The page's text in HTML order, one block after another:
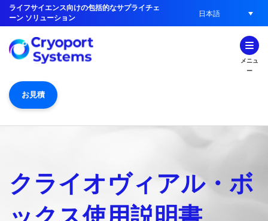
ライフサイエンス向けの包括的なサプライチェ
ーン ソリューション
日本語
メニュ
ー
お見積
クライオヴィアル・ボ